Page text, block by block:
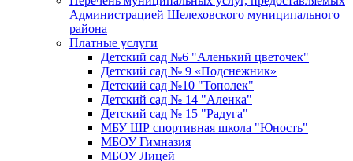
Администрацией Шелеховского муниципального
района
Платные услуги
Детский сад №6 "Аленький цветочек"
Детский сад № 9 «Подснежник»
Детский сад №10 "Тополек"
Детский сад № 14 "Аленка"
Детский сад № 15 "Радуга"
МБУ ШР спортивная школа "Юность"
МБОУ Гимназия
МБОУ Лицей